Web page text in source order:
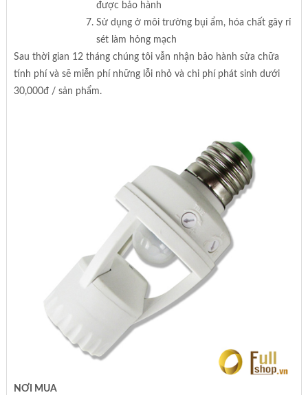
được bảo hành
Sử dụng ở môi trường bụi ẩm, hóa chất gây rỉ
sét làm hỏng mạch
Sau thời gian 12 tháng chúng tôi vẫn nhận bảo hành sửa chữa
tính phí và sẽ miễn phí những lỗi nhỏ và chi phí phát sinh dưới
30,000đ / sản phẩm.
NƠI MUA